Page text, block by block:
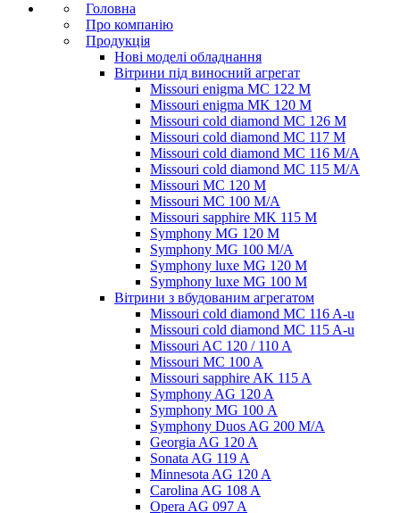
Головна
Про компанію
Продукція
Нові моделі обладнання
Вітрини під виносний агрегат
Missouri enigma MC 122 M
Missouri enigma MK 120 M
Missouri cold diamond MC 126 M
Missouri cold diamond MC 117 M
Missouri cold diamond MC 116 M/A
Missouri cold diamond MC 115 M/A
Missouri MC 120 M
Missouri MC 100 M/A
Missouri sapphire MK 115 M
Symphony MG 120 M
Symphony MG 100 M/А
Symphony luxe MG 120 M
Symphony luxe MG 100 M
Вітрини з вбудованим агрегатом
Missouri cold diamond MC 116 A-u
Missouri cold diamond MC 115 A-u
Missouri AC 120 / 110 A
Missouri MC 100 A
Missouri sapphire AK 115 A
Symphony AG 120 A
Symphony MG 100 А
Symphony Duos AG 200 M/A
Georgia AG 120 A
Sonata AG 119 A
Minnesota AG 120 A
Carolina AG 108 A
Opera AG 097 A